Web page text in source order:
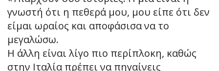
γνωστή ότι η πεθερά μου, μου είπε ότι δεν
είμαι ωραίος και αποφάσισα να το
μεγαλώσω.
Η άλλη είναι λίγο πιο περίπλοκη, καθώς
στην Ιταλία πρέπει να πηγαίνεις